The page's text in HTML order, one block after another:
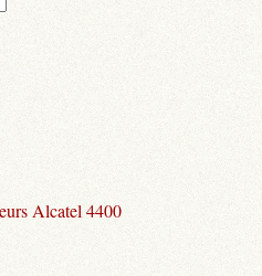
Alcatel 4400